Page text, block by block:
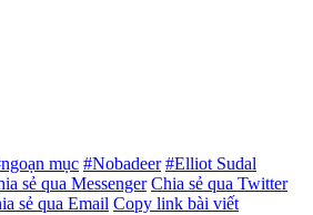
mục #Nobadeer #Elliot Sudal
sẻ qua Messenger Chia sẻ qua Twitter
sẻ qua Email Copy link bài viết